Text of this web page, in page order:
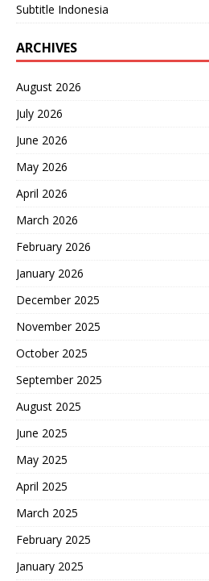
Subtitle Indonesia
ARCHIVES
August 2026
July 2026
June 2026
May 2026
April 2026
March 2026
February 2026
January 2026
December 2025
November 2025
October 2025
September 2025
August 2025
June 2025
May 2025
April 2025
March 2025
February 2025
January 2025